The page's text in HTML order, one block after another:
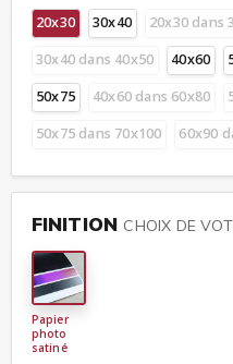
20x30 30x40 20x30 dans
30x40 dans 40x50
40x60
50x75
40x60 dans 60x80
50x75 dans 70x100
60x90
FINITION CHOIX DE
Papier
photo
satiné